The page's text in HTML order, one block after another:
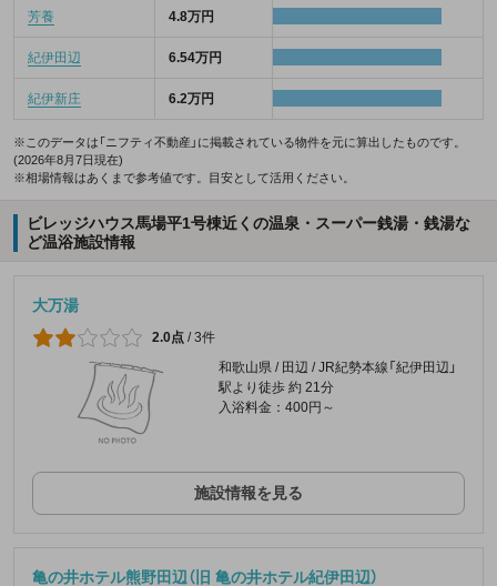
芳養 4.8万円
紀伊田辺 6.54万円
紀伊新庄 6.2万円
※このデータは「ニフティ不動産」に掲載されている物件を元に算出したものです。
(2026年8月7日現在)
※相場情報はあくまで参考値です。目安として活用ください。
ビレッジハウス馬場平1号棟近くの温泉・スーパー銭湯・銭湯な
ど温浴施設情報
大万湯
2.0点 /3件
和歌山県 / 田辺 / JR紀勢本線「紀伊田辺」
駅より徒歩 約 21分
入浴料金：400円～
施設情報を見る
亀の井ホテル熊野田辺（旧 亀の井ホテル紀伊田辺）